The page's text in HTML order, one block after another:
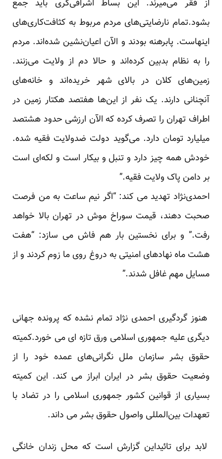
از فقر می‌میرند. این بساط اشرافی‌گری باید جمع
بشود.تمام نارضایتی‌های مردم مربوط به کثافت‌کاری‌های
اینهاست. پابرهنه بودند و الآن اعیان‌نشین شده‌اند. مردم
را به نظام بدبین کرده‌اند و حالا دم از ولایت می‌زنند.
زمین‌های کلان در بالای شهر خریده‌اند و خانه‌های
آنچنانی دارند. یک نفر از این‌ها هفتصد هکتار زمین در
اطراف تهران را تصرف کرده که الآن ارزشی حدود هشتصد
میلیارد تومان دارد. می‌گوید دولت ضدولایت فقیه شده.
خودش همه چیز دارد و تنبل و بیکار است و لکه‌ای است
بر دامن پاک ولایت فقیه.”
احمدی‌نژاد تهدید می کند: “اگر نیم ساعت به من فرصت
صحبت دهند، قیمت سوراخ موش در تهران بالا خواهد
رفت.” و برای نخستین بار هم فاش می سازد: “هفت
هشت ماه نهادهای امنیتی به دروغ روی ما زوم کردند و از
مسایل مهم غافل شدند.”
هنوز گردگیری احمدی نژاد تمام نشده که پرونده جهانی
دیگری علیه جمهوری اسلامی ورق تازه ای می خورد.کمیته
حقوق بشر سازمان ملل نگرانی‌های عمده خود را از
وضعیت حقوق بشر در ایران ابراز می کند. این کمیته
بسیاری از قوانین کشور جمهوری اسلامی را در تضاد با
تعهدات بین‌المللی واصول حقوق بشر می داند.
لابد برای تائیداین گزارش است که محل زندان خانگی